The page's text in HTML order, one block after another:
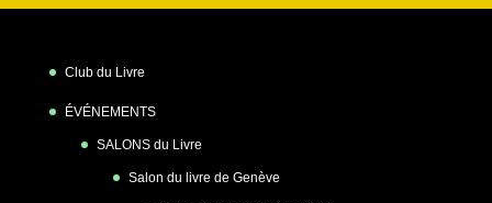
Club du Livre
ÉVÉNEMENTS
SALONS du Livre
Salon du livre de Genève